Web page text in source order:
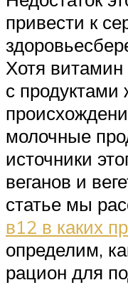
привести к
Хотя
с продуктами
молочные
источники
веганов и
статье мы
в12 в каких
определим,
рацион для